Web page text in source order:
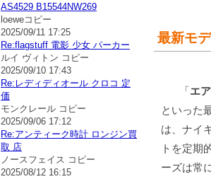
最新モ
「エ
といった
は、ナイ
トを定期
ーズは常
AS4529 B15544NW269
loeweコピー
2025/09/11 17:25
Re:flagstuff 電影 少女 パーカー
ルイ ヴィトン コピー
2025/09/10 17:43
Re:レディディオール クロコ 定
価
モンクレール コピー
2025/09/06 17:12
Re:アンティーク時計 ロンジン買
取 店
ノースフェイス コピー
2025/08/12 16:15